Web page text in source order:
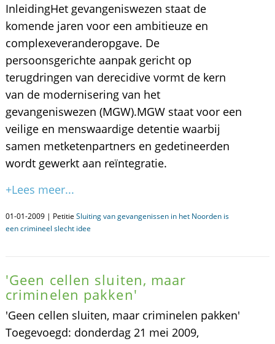
InleidingHet gevangeniswezen staat de
komende jaren voor een ambitieuze en
complexeveranderopgave. De
persoonsgerichte aanpak gericht op
terugdringen van derecidive vormt de kern
van de modernisering van het
gevangeniswezen (MGW).MGW staat voor een
veilige en menswaardige detentie waarbij
samen metketenpartners en gedetineerden
wordt gewerkt aan reïntegratie.
+Lees meer...
01-01-2009 | Petitie Sluiting van gevangenissen in het Noorden is
een crimineel slecht idee
'Geen cellen sluiten, maar
criminelen pakken'
'Geen cellen sluiten, maar criminelen pakken'
Toegevoegd: donderdag 21 mei 2009,